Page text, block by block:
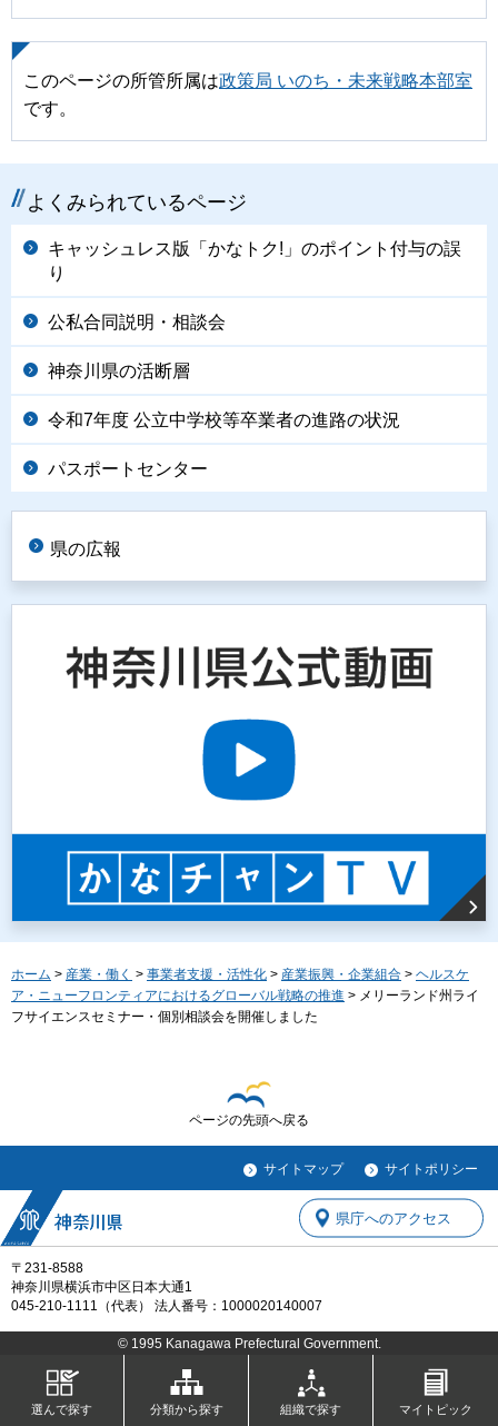
このページの所管所属は政策局 いのち・未来戦略本部室
です。
よくみられているページ
キャッシュレス版「かなトク!」のポイント付与の誤
り
公私合同説明・相談会
神奈川県の活断層
令和7年度 公立中学校等卒業者の進路の状況
パスポートセンター
県の広報
ホーム > 産業・働く > 事業者支援・活性化 > 産業振興・企業組合 > ヘルスケ
ア・ニューフロンティアにおけるグローバル戦略の推進 > メリーランド州ライ
フサイエンスセミナー・個別相談会を開催しました
ページの先頭へ戻る
サイトマップ サイトポリシー
〒231-8588
神奈川県横浜市中区日本大通1
045-210-1111（代表） 法人番号：1000020140007
県庁へのアクセス
© 1995 Kanagawa Prefectural Government.
選んで探す 分類から探す 組織で探す マイトピック